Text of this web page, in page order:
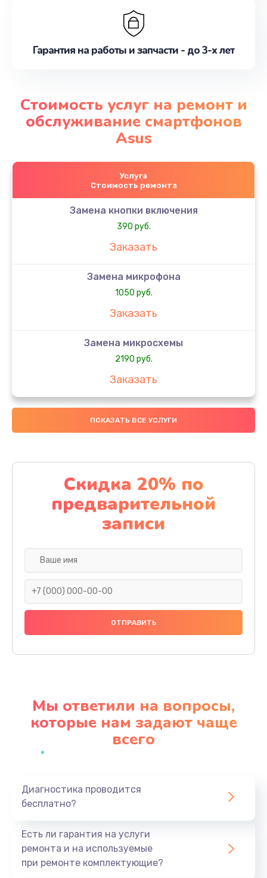
Гарантия на работы и запчасти - до 3-х лет
Стоимость услуг на ремонт и
обслуживание смартфонов
Asus
Услуга
Стоимость ремонта
Замена кнопки включения
390 руб.
Заказать
Замена микрофона
1050 руб.
Заказать
Замена микросхемы
2190 руб.
Заказать
Замена передней камеры
490 руб.
Замена полифонического динамика
390 руб.
Заказать
Сбор/Разбор
1490 руб.
Заказать
Замена кнопки Home (домой)
Замена сканера отпечатка
Заказать
ПОКАЗАТЬ ВСЕ УСЛУГИ
Скидка 20% по
предварительной
записи
Мы ответили на вопросы,
которые нам задают чаще
всего
Диагностика проводится
бесплатно?
Есть ли гарантия на услуги
ремонта и на используемые
при ремонте комплектующие?